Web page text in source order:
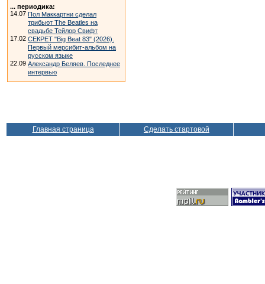
... периодика:
14.07 Пол Маккартни сделал
трибьют The Beatles на
свадьбе Тейлор Свифт
17.02 СЕКРЕТ "Big Beat 83" (2026).
Первый мерсибит-альбом на
русском языке
22.09 Александр Беляев. Последнее
интервью
Главная страница Сделать стартовой